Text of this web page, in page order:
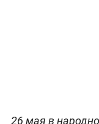
26 мая в